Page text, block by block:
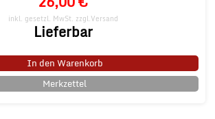
inkl. gesetzl. MwSt. zzgl.Versand
Lieferbar
In den Warenkorb
Merkzettel